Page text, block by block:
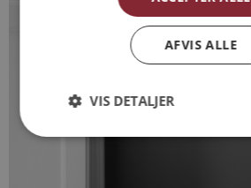
AFVIS ALLE
VIS DETALJER